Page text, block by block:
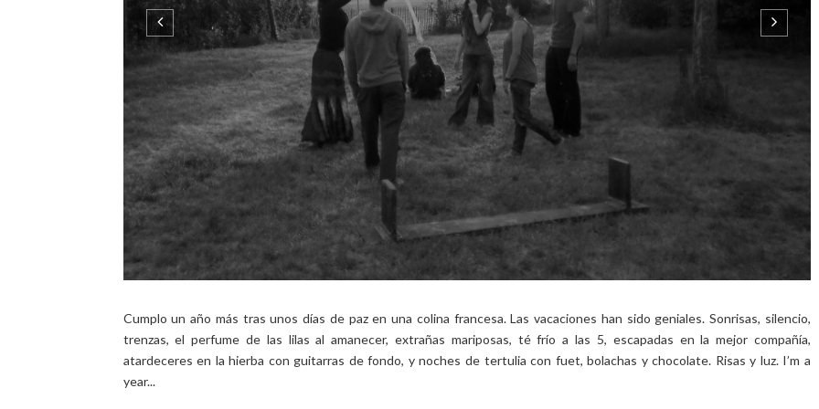
Cumplo un año más tras unos días de paz en una colina francesa. Las vacaciones han sido geniales. Sonrisas, silencio,
trenzas, el perfume de las lilas al amanecer, extrañas mariposas, té frío a las 5, escapadas en la mejor compañía,
atardeceres en la hierba con guitarras de fondo, y noches de tertulia con fuet, bolachas y chocolate. Risas y luz. I’m a
year...